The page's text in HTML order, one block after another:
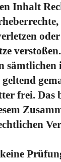
Inhalt
oder
sämtlichen
frei. Das